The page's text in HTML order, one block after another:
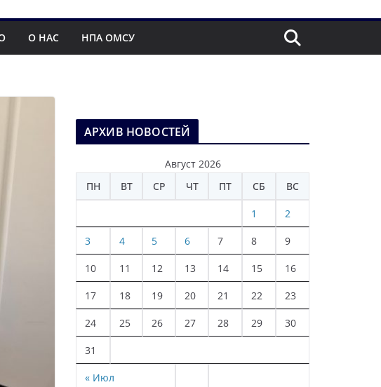
О НАС НПА ОМСУ
АРХИВ НОВОСТЕЙ
Август 2026
ПН
ВТ СР ЧТ ПТ СБ ВС
« Июл
1 2
3 4 5 6 7 8 9
10 11 12 13 14 15 16
17 18 19 20 21 22 23
24 25 26 27 28 29 30
31